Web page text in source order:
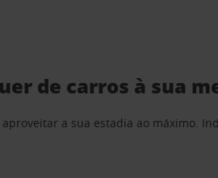
de carros à sua
a sua estadia ao máximo.